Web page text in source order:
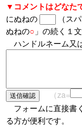
▼コメントはどなた
にぬねの
（ス
ぬねの○ 」の続く１
ハンドルネーム又
（za=
フォームに直接書
る方が便利です。